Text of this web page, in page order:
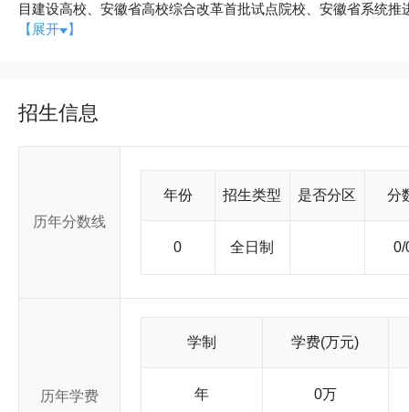
目建设高校、安徽省高校综合改革首批试点院校、安徽省系统
教科文组织中国创业教育联盟理事单位、教育部高教学会创新
积65余万平方米，教学科研仪器设备总值3.98亿元；设有15个
面，有16个一级学科硕士学位授权点，10个硕士专业学位授权
【展开 】
招生信息
历年分数线
年份 招生类型 是否分区 分
0 全日制 0/
历年学费
学制 学费(万元)
年 0万